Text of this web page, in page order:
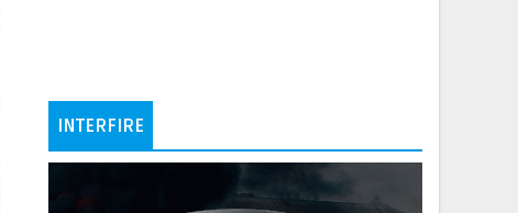
INTERFIRE